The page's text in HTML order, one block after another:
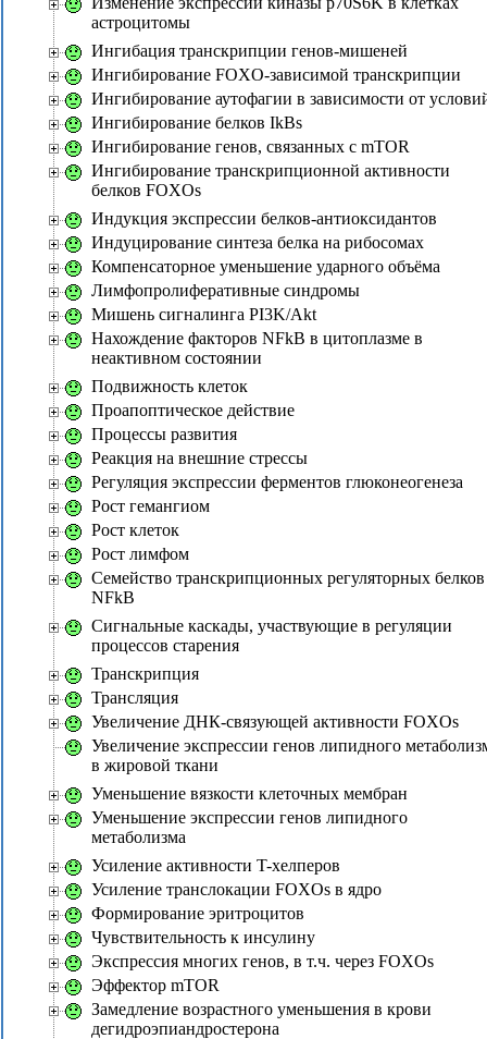
астроцитомы
Ингибация транскрипции генов-мишеней
Ингибирование FOXO-зависимой транскрипции
Ингибирование аутофагии в зависимости от
Ингибирование белков IkBs
Ингибирование генов, связанных с mTOR
Ингибирование транскрипционной активности
белков FOXOs
Индукция экспрессии белков-антиоксидантов
Индуцирование синтеза белка на рибосомах
Компенсаторное уменьшение ударного объёма
Лимфопролиферативные синдромы
Мишень сигналинга PI3K/Akt
Нахождение факторов NFkB в цитоплазме в
неактивном состоянии
Подвижность клеток
Проапоптическое действие
Процессы развития
Реакция на внешние стрессы
Регуляция экспрессии ферментов глюконеогенеза
Рост гемангиом
Рост клеток
Рост лимфом
Семейство транскрипционных регуляторных белков
NFkB
Сигнальные каскады, участвующие в регуляции
процессов старения
Транскрипция
Трансляция
Увеличение ДНК-связующей активности FOXOs
Увеличение экспрессии генов липидного
в жировой ткани
Уменьшение вязкости клеточных мембран
Уменьшение экспрессии генов липидного
метаболизма
Усиление активности T-хелперов
Усиление транслокации FOXOs в ядро
Формирование эритроцитов
Чувствительность к инсулину
Экспрессия многих генов, в т.ч. через FOXOs
Эффектор mTOR
Замедление возрастного уменьшения в крови
дегидроэпиандростерона